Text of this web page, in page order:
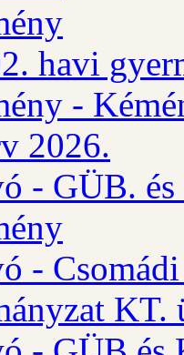
havi
-
2026.
- GÜB.
-
KT.